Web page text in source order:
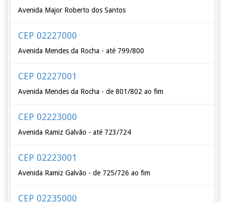
Avenida Major Roberto dos Santos
CEP 02227000
Avenida Mendes da Rocha - até 799/800
CEP 02227001
Avenida Mendes da Rocha - de 801/802 ao fim
CEP 02223000
Avenida Ramiz Galvão - até 723/724
CEP 02223001
Avenida Ramiz Galvão - de 725/726 ao fim
CEP 02235000